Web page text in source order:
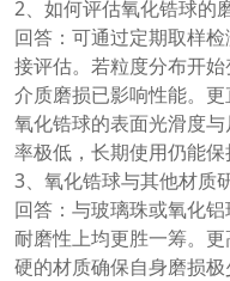
2、如何评估氧化锆球的
回答：可通过定期取样
接评估。若粒度分布开
介质磨损已影响性能。
氧化锆球的表面光滑度
率极低，长期使用仍能保
3、氧化锆球与其他材质
回答：与玻璃珠或氧化
耐磨性上均更胜一筹。
硬的材质确保自身磨损